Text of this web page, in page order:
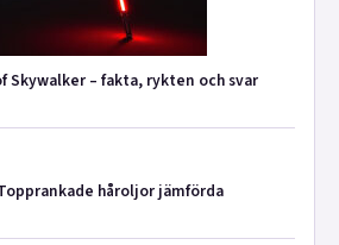
Skywalker – fakta, rykten och svar
håroljor jämförda